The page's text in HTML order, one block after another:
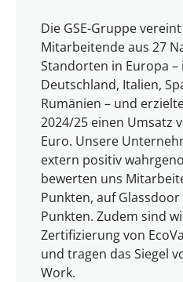
Die GSE-Gruppe
Mitarbeitende aus 27
Standorten in Europa –
Deutschland, Italien,
Rumänien – und
2024/25 einen Umsatz
Euro. Unsere
extern positiv
bewerten uns
Punkten, auf
Punkten. Zudem sind
Zertifizierung von
und tragen das Siegel
Work.